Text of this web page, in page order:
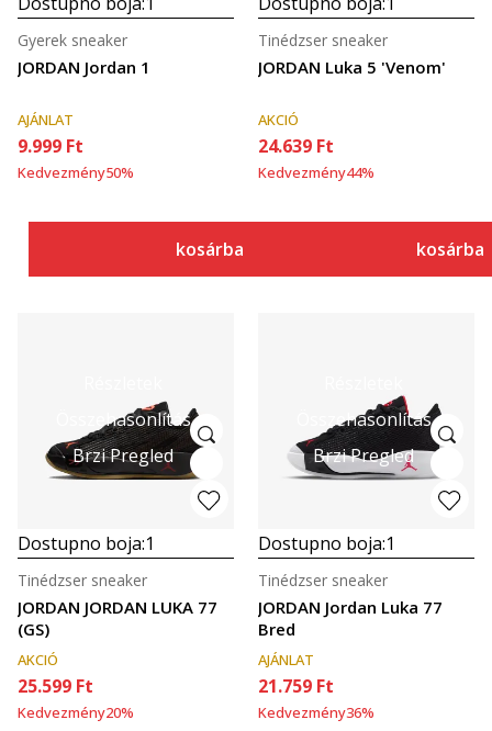
JORDAN Jordan 1
Gyerek sneaker
AJÁNLAT
9.999 Ft
Kedvezmény50%
kosárba
JORDAN Luka 5 'Venom'
Tinédzser sneaker
AKCIÓ
24.639 Ft
Kedvezmény44%
kosárba
Összehasonlítás
Brzi Pregled
Dostupno boja:1
JORDAN JORDAN LUKA 77
(GS)
Tinédzser sneaker
AKCIÓ
25.599 Ft
Kedvezmény20%
Összehasonlítás
Brzi Pregled
Dostupno boja:1
JORDAN Jordan Luka 77
Bred
Tinédzser sneaker
AJÁNLAT
21.759 Ft
Kedvezmény36%